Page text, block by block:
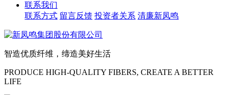
联系我们
联系方式 留言反馈 投资者关系 清廉新凤鸣
智造优质纤维，缔造美好生活
PRODUCE HIGH-QUALITY FIBERS, CREATE A BETTER
LIFE